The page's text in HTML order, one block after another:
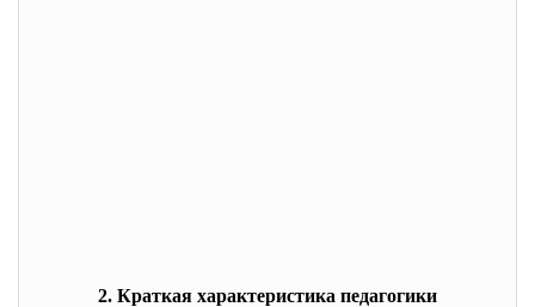
2. Краткая характеристика педагогики